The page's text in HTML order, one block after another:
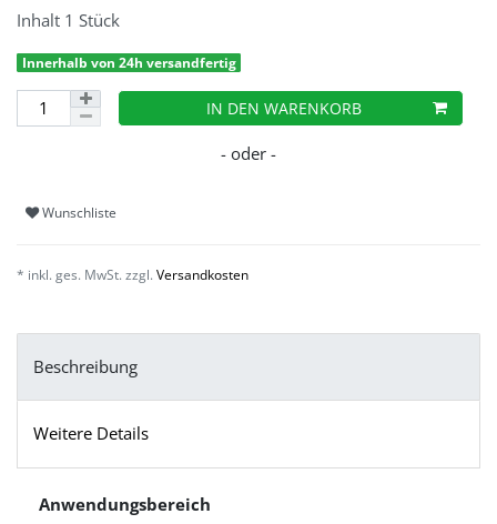
Inhalt 1 Stück
Innerhalb von 24h versandfertig
IN DEN WARENKORB
Wunschliste
* inkl. ges. MwSt. zzgl. Versandkosten
Beschreibung
Weitere Details
Anwendungsbereich